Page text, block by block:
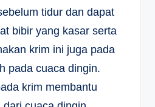
tidur dan dapat
bibir yang kasar serta
krim ini juga pada
pada cuaca dingin.
krim membantu